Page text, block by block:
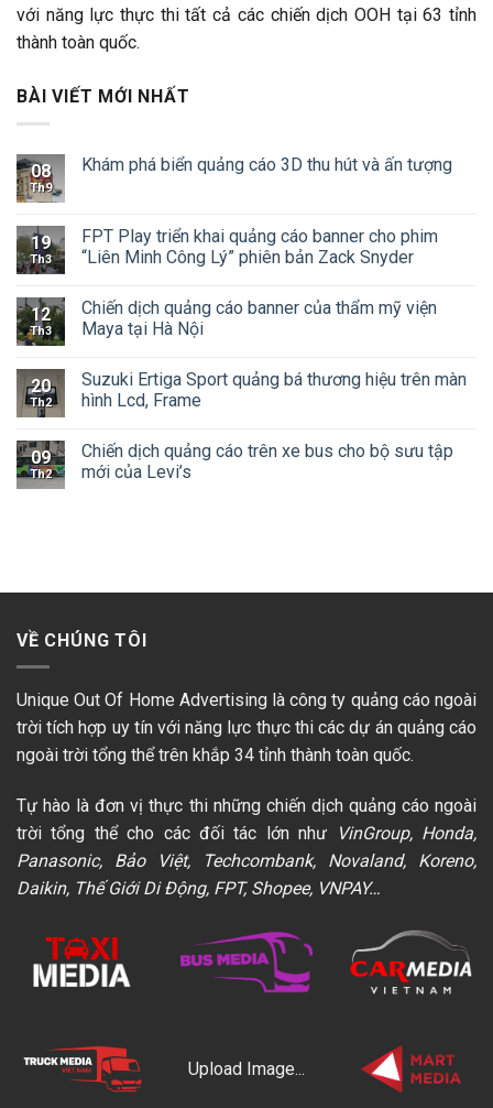
với năng lực thực thi tất cả các chiến dịch OOH tại 63 tỉnh
thành toàn quốc.
BÀI VIẾT MỚI NHẤT
08
Th9
Khám phá biển quảng cáo 3D thu hút và ấn tượng
19
Th3
FPT Play triển khai quảng cáo banner cho phim
“Liên Minh Công Lý” phiên bản Zack Snyder
12
Th3
Chiến dịch quảng cáo banner của thẩm mỹ viện
Maya tại Hà Nội
20
Th2
Suzuki Ertiga Sport quảng bá thương hiệu trên màn
hình Lcd, Frame
09
Th2
Chiến dịch quảng cáo trên xe bus cho bộ sưu tập
mới của Levi’s
VỀ CHÚNG TÔI
Unique Out Of Home Advertising là công ty quảng cáo ngoài
trời tích hợp uy tín với năng lực thực thi các dự án quảng cáo
ngoài trời tổng thể trên khắp 34 tỉnh thành toàn quốc.
Tự hào là đơn vị thực thi những chiến dịch quảng cáo ngoài
trời tổng thể cho các đối tác lớn như
VinGroup, Honda,
Panasonic, Bảo Việt, Techcombank, Novaland, Koreno,
Daikin, Thế Giới Di Động, FPT, Shopee, VNPAY…
Upload Image...